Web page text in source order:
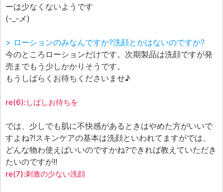
ーは少なくないようです
(-_-メ)
> ローションのみなんですか?洗顔とかはないのですか?
今のところローションだけです。次期製品は洗顔ですが発
売までもう少しかかりそうです。
もうしばらくお待ちくださいませ♪
re(6):しばしお待ちを
では、少しでも肌に不快感があるときはやめた方がいいで
すよね?!スキンケアの基本は洗顔といわれてますがでは、
どんな物わ使えばいいのですかね?できれば教えていただき
たいのですが!!
re(7):刺激の少ない洗顔